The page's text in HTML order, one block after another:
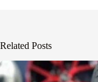
Related Posts